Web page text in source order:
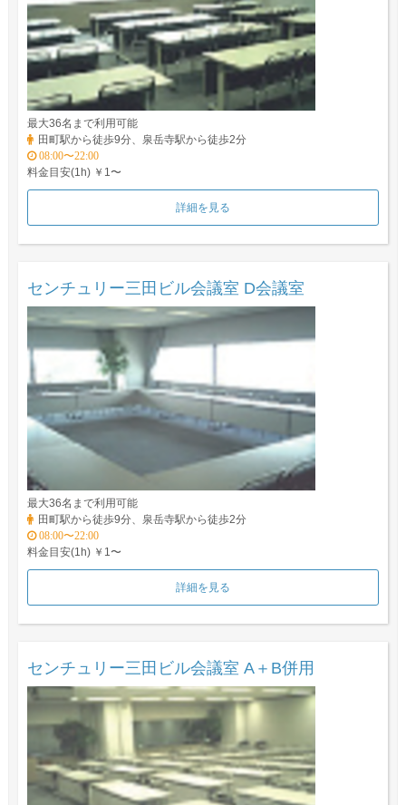
最大36名まで利用可能
田町駅から徒歩9分、泉岳寺駅から徒歩2分
08:00〜22:00
料金目安(1h) ￥1〜
詳細を見る
センチュリー三田ビル会議室 D会議室
最大36名まで利用可能
田町駅から徒歩9分、泉岳寺駅から徒歩2分
08:00〜22:00
料金目安(1h) ￥1〜
詳細を見る
センチュリー三田ビル会議室 A＋B併用